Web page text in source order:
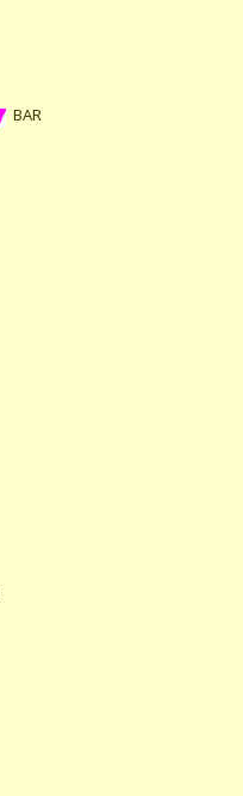
BAR